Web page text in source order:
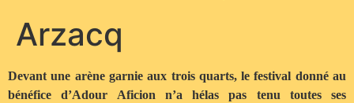
Arzacq
Devant une arène garnie aux trois quarts, le festival donné au
bénéfice d’Adour Aficion n’a hélas pas tenu toutes ses